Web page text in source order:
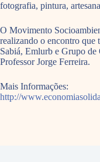
fotografia, pintura,
O Movimento
realizando o encontro
Sabiá, Emlurb e Grupo
Professor Jorge Ferreira.
Mais Informações:
http://